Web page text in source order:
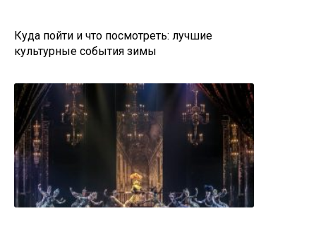
Куда пойти и что посмотреть: лучшие
культурные события зимы